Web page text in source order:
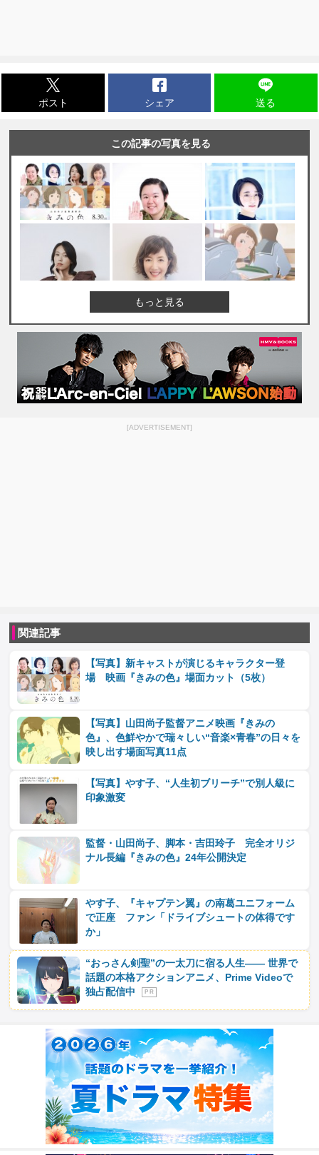
ポスト シェア 送る
この記事の写真を見る
もっと見る
[ADVERTISEMENT]
関連記事
【写真】新キャストが演じるキャラクター登
場 映画『きみの色』場面カット（5枚）
【写真】山田尚子監督アニメ映画『きみの
色』、色鮮やかで瑞々しい“音楽×青春”の日々を
映し出す場面写真11点
【写真】やす子、“人生初ブリーチ”で別人級に
印象激変
監督・山田尚子、脚本・吉田玲子 完全オリジ
ナル長編『きみの色』24年公開決定
やす子、『キャプテン翼』の南葛ユニフォーム
で正座 ファン「ドライブシュートの体得です
か」
“おっさん剣聖”の一太刀に宿る人生―― 世界で
話題の本格アクションアニメ、Prime Videoで
独占配信中
P R